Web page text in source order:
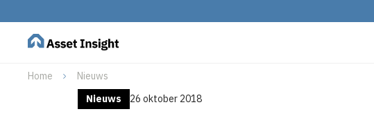
Home
Nieuws
Nieuws
26 oktober 2018